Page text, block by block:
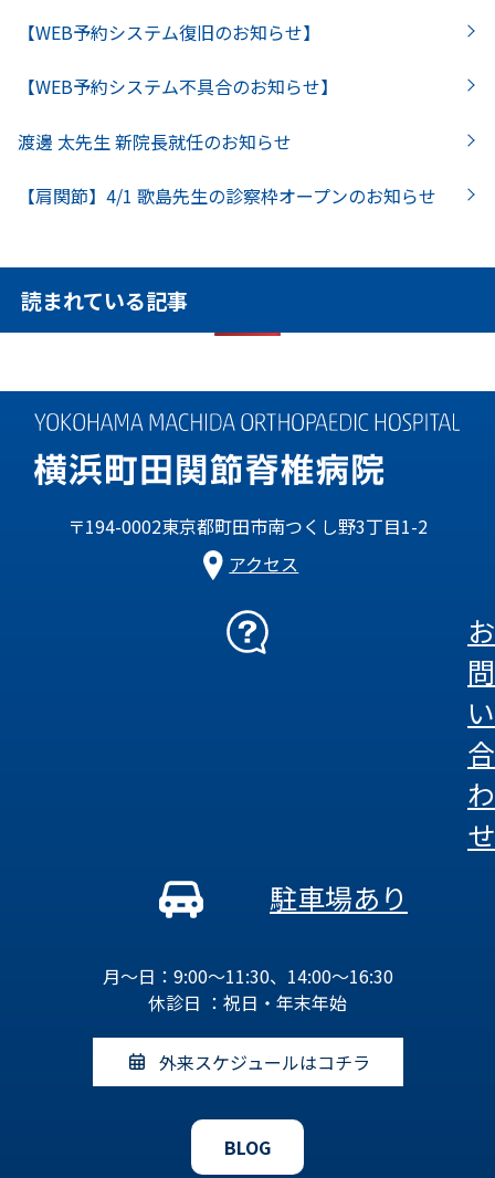
【WEB予約システム復旧のお知らせ】
【WEB予約システム不具合のお知らせ】
渡邊 太先生 新院長就任のお知らせ
【肩関節】4/1 歌島先生の診察枠オープンのお知らせ
読まれている記事
〒194-0002東京都町田市南つくし野3丁目1-2
アクセス
お
問
い
合
わ
せ
駐車場あり
月～日：9:00～11:30、14:00～16:30
休診日 ：祝日・年末年始
外来スケジュールはコチラ
BLOG